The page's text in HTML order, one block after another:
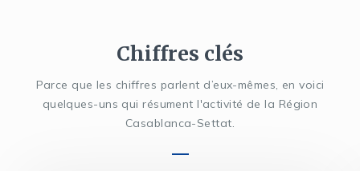
Chiffres clés
Parce que les chiffres parlent d’eux-mêmes, en voici
quelques-uns qui résument l'activité de la Région
Casablanca-Settat.